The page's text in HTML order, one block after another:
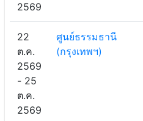
2569
22
ต.ค.
2569
- 25
ต.ค.
2569
ศูนย์ธรรมธานี
(กรุงเทพฯ)